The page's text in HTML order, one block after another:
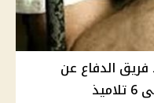
الدفاع عن